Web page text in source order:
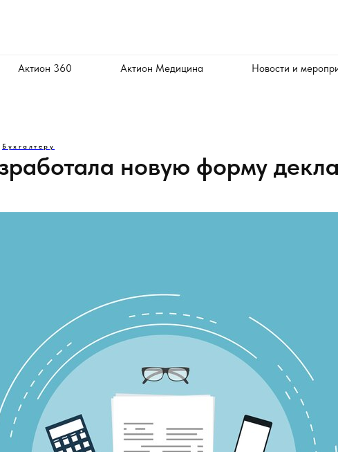
Актион 360 Актион Медицина Новости и
Бухгалтеру
новую форму